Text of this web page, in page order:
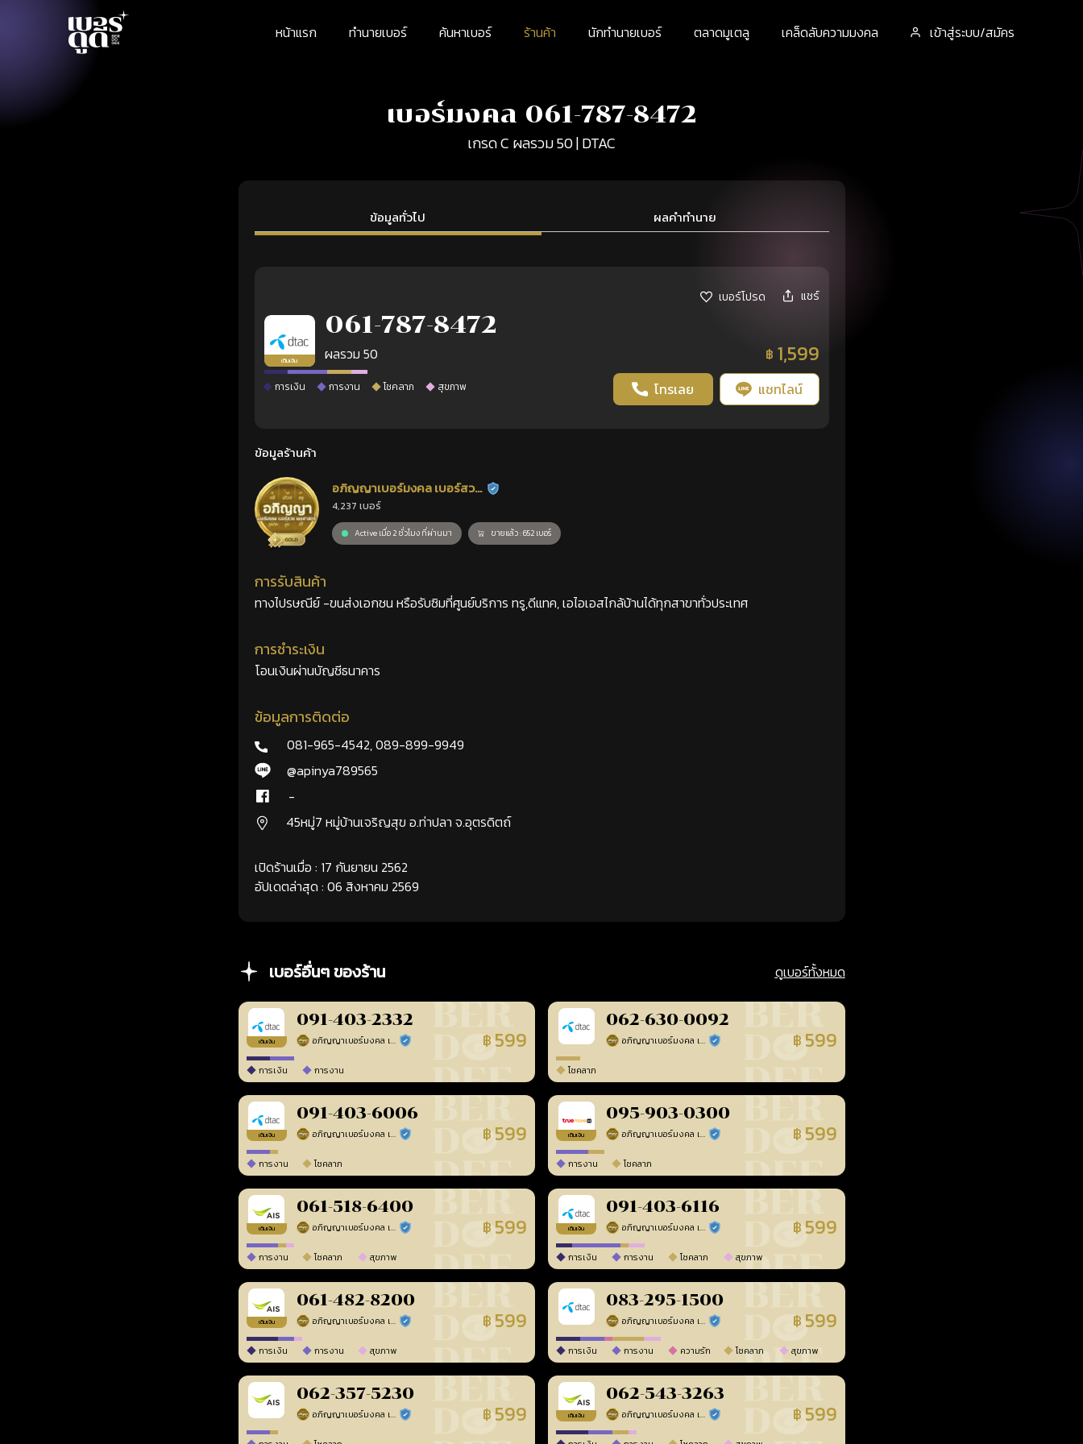
หน้าแรก ทำนายเบอร์ ค้นหาเบอร์ ร้านค้า นักทำนายเบอร์ ตลาดมูเตลู เคล็ดลับความมงคล เข้าสู่ระบบ/สมัคร
เบอร์มงคล 061-787-8472
เกรด C ผลรวม 50 | DTAC
ข้อมูลทั่วไป ผลคำทำนาย
เบอร์โปรด แชร์
เติมเงิน
061-787-8472
ผลรวม 50 ฿ 1,599
การเงิน การงาน โชคลาภ สุขภาพ โทรเลย แชทไลน์
ข้อมูลร้านค้า
อภิญญาเบอร์มงคล เบอร์สวย
เลขศาสตร์
ร้านยืนยันแล้ว
4,237 เบอร์
Active เมื่อ 2 ชั่วโมง ที่ผ่านมา ขายแล้ว : 652 เบอร์
การรับสินค้า
ทางไปรษณีย์ -ขนส่งเอกชน หรือรับซิมที่ศูนย์บริการ ทรู,ดีแทค, เอไอเอสไกล้บ้านได้ทุกสาขาทั่วประเทศ
การชำระเงิน
โอนเงินผ่านบัญชีธนาคาร
ข้อมูลการติดต่อ
081-965-4542,089-899-9949
@apinya789565
-
45หมู่7 หมู่บ้านเจริญสุข อ.ท่าปลา จ.อุตรดิตถ์
เปิดร้านเมื่อ : 17 กันยายน 2562
อัปเดตล่าสุด : 06 สิงหาคม 2569
เบอร์อื่นๆ ของร้าน ดูเบอร์ทั้งหมด
เติมเงิน
091-403-2332
อภิญญาเบอร์มงคล เบอร์สวยเลขศาสตร์ ร้านยืนยันแล้ว ฿ 599
การเงิน การงาน
062-630-0092
อภิญญาเบอร์มงคล เบอร์สวยเลขศาสตร์ ร้านยืนยันแล้ว ฿ 599
โชคลาภ
เติมเงิน
091-403-6006
อภิญญาเบอร์มงคล เบอร์สวยเลขศาสตร์ ร้านยืนยันแล้ว ฿ 599
การงาน โชคลาภ
เติมเงิน
095-903-0300
อภิญญาเบอร์มงคล เบอร์สวยเลขศาสตร์ ร้านยืนยันแล้ว ฿ 599
การงาน โชคลาภ
เติมเงิน
061-518-6400
อภิญญาเบอร์มงคล เบอร์สวยเลขศาสตร์ ร้านยืนยันแล้ว ฿ 599
การงาน โชคลาภ สุขภาพ
เติมเงิน
091-403-6116
อภิญญาเบอร์มงคล เบอร์สวยเลขศาสตร์ ร้านยืนยันแล้ว ฿ 599
การเงิน การงาน โชคลาภ สุขภาพ
เติมเงิน
061-482-8200
อภิญญาเบอร์มงคล เบอร์สวยเลขศาสตร์ ร้านยืนยันแล้ว ฿ 599
การเงิน การงาน สุขภาพ
083-295-1500
อภิญญาเบอร์มงคล เบอร์สวยเลขศาสตร์ ร้านยืนยันแล้ว ฿ 599
การเงิน การงาน ความรัก โชคลาภ สุขภาพ
062-357-5230
อภิญญาเบอร์มงคล เบอร์สวยเลขศาสตร์ ร้านยืนยันแล้ว ฿ 599 เติมเงิน
062-543-3263
อภิญญาเบอร์มงคล เบอร์สวยเลขศาสตร์ ร้านยืนยันแล้ว ฿ 599